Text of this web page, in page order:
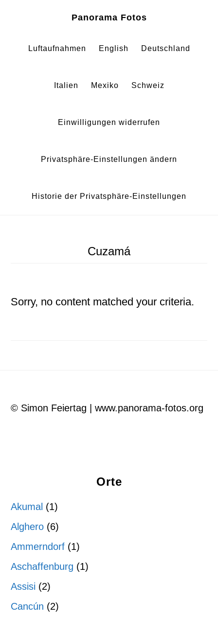
Panorama Fotos
Luftaufnahmen English Deutschland
Italien Mexiko Schweiz
Einwilligungen widerrufen
Privatsphäre-Einstellungen ändern
Historie der Privatsphäre-Einstellungen
Cuzamá
Sorry, no content matched your criteria.
© Simon Feiertag | www.panorama-fotos.org
Orte
Akumal (1)
Alghero (6)
Ammerndorf (1)
Aschaffenburg (1)
Assisi (2)
Cancún (2)